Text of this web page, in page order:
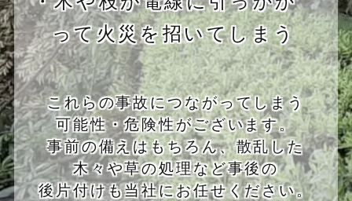
って火災を招いてしまう
これらの事故につながってしまう
可能性・危険性がございます。
事前の備えはもちろん、散乱した
木々や草の処理など事後の
後片付けも当社にお任せください。